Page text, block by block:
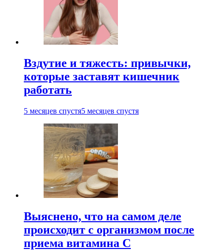
Вздутие и тяжесть: привычки,
которые заставят кишечник
работать
5 месяцев спустя5 месяцев спустя
Выяснено, что на самом деле
происходит с организмом после
приема витамина С